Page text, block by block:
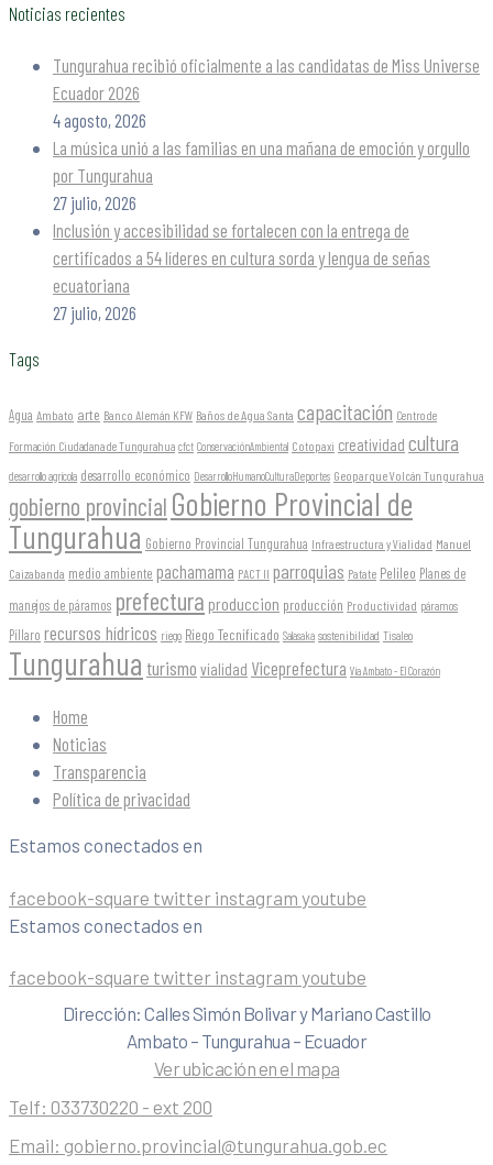
Noticias recientes
Tungurahua recibió oficialmente a las candidatas de Miss Universe
Ecuador 2026
4 agosto, 2026
La música unió a las familias en una mañana de emoción y orgullo
por Tungurahua
27 julio, 2026
Inclusión y accesibilidad se fortalecen con la entrega de
certificados a 54 líderes en cultura sorda y lengua de señas
ecuatoriana
27 julio, 2026
Tags
Agua Ambato arte Banco Alemán KFW Baños de Agua Santa capacitación Centro de
Formación Ciudadana de Tungurahua cfct ConservaciónAmbiental Cotopaxi creatividad cultura
desarrollo agrícola desarrollo económico DesarrolloHumanoCulturaDeportes Geoparque Volcán Tungurahua
gobierno provincial Gobierno Provincial de
Tungurahua Gobierno Provincial Tungurahua Infraestructura y Vialidad Manuel
Caizabanda medio ambiente pachamama PACT II parroquias Patate Pelileo Planes de
manejos de páramos prefectura produccion producción Productividad páramos
Píllaro recursos hídricos riego Riego Tecnificado Salasaka sostenibilidad Tisaleo
Tungurahua turismo vialidad Viceprefectura Vía Ambato - El Corazón
Home
Noticias
Transparencia
Política de privacidad
Estamos conectados en
facebook-square twitter instagram youtube
Estamos conectados en
facebook-square twitter instagram youtube
Dirección: Calles Simón Bolivar y Mariano Castillo
Ambato – Tungurahua – Ecuador
Ver ubicación en el mapa
Telf: 033730220 - ext 200
Email: gobierno.provincial@tungurahua.gob.ec